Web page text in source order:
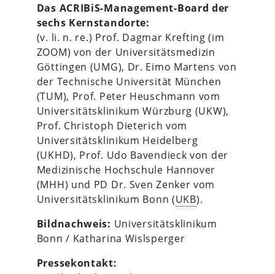
Das ACRIBiS-Management-Board der
sechs Kernstandorte:
(v. li. n. re.) Prof. Dagmar Krefting (im
ZOOM) von der Universitätsmedizin
Göttingen (UMG), Dr. Eimo Martens von
der Technische Universität München
(TUM), Prof. Peter Heuschmann vom
Universitätsklinikum Würzburg (UKW),
Prof. Christoph Dieterich vom
Universitätsklinikum Heidelberg
(UKHD), Prof. Udo Bavendieck von der
Medizinische Hochschule Hannover
(MHH) und PD Dr. Sven Zenker vom
Universitätsklinikum Bonn (UKB).
Bildnachweis: Universitätsklinikum
Bonn / Katharina Wislsperger
Pressekontakt: